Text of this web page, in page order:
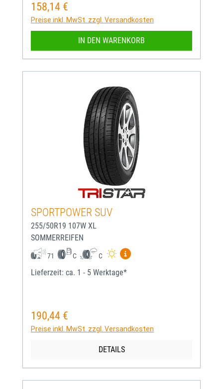
Regulärer Preis:
158,14 €
Preise inkl. MwSt. zzgl. Versandkosten
IN DEN WARENKORB
SPORTPOWER SUV
255/50R19 107W XL
SOMMERREIFEN
71 C C
Mehr Informationen zum
Lieferzeit: ca. 1 - 5 Werktage*
Regulärer Preis:
190,44 €
Preise inkl. MwSt. zzgl. Versandkosten
DETAILS